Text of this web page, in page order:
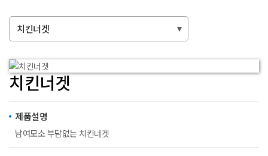
치킨너겟
치킨너겟
제품설명
남여모소 부담없는 치킨너겟